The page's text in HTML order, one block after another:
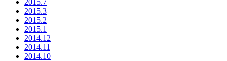
2015.7
2015.3
2015.2
2015.1
2014.12
2014.11
2014.10